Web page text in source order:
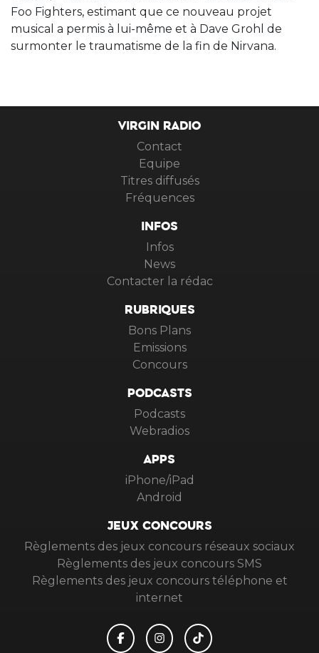
Foo Fighters, estimant que ce nouveau projet
musical a permis à lui-même et à Dave Grohl de
surmonter le traumatisme de la fin de Nirvana.
VIRGIN RADIO
Contact
Equipe
Titres diffusés
Fréquences
INFOS
Infos
News
Contacter la rédac
RUBRIQUES
Bons Plans
Emissions
Concours
PODCASTS
Podcasts
Webradios
APPS
iPhone/iPad
Android
JEUX CONCOURS
Règlements des jeux concours réseaux sociaux
Règlements des jeux concours SMS
Règlements des jeux concours téléphone et
internet